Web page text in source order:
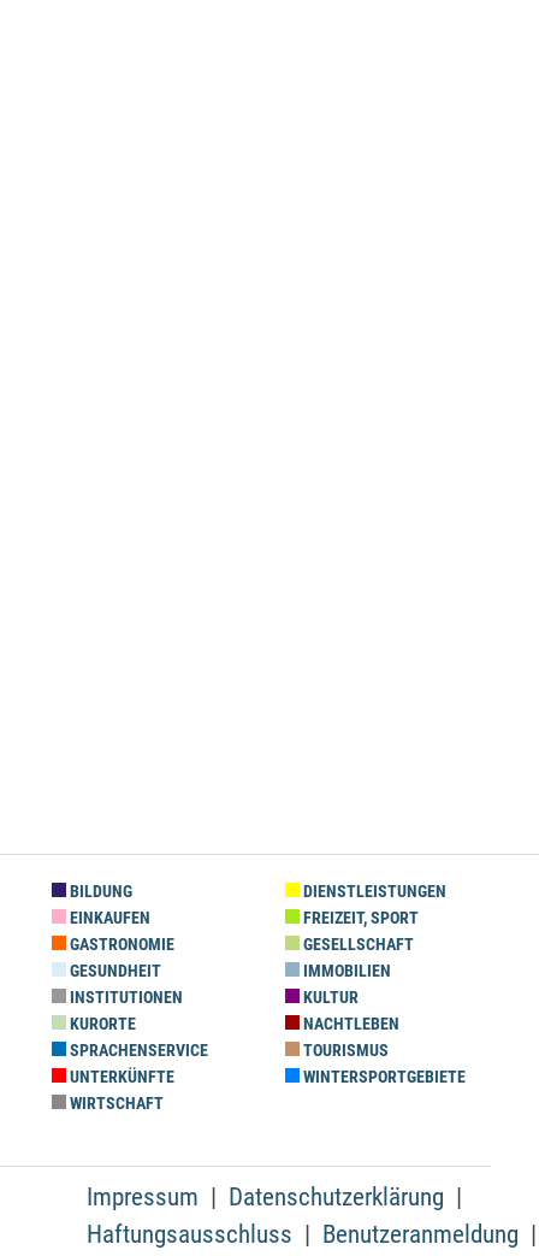
BILDUNG
DIENSTLEISTUNGEN
EINKAUFEN
FREIZEIT, SPORT
GASTRONOMIE
GESELLSCHAFT
GESUNDHEIT
IMMOBILIEN
INSTITUTIONEN
KULTUR
KURORTE
NACHTLEBEN
SPRACHENSERVICE
TOURISMUS
UNTERKÜNFTE
WINTERSPORTGEBIETE
WIRTSCHAFT
Impressum
Datenschutzerklärung
Haftungsausschluss
Benutzeranmeldung